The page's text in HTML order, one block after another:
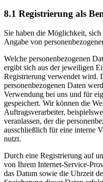
8.1 Registrierung als
Sie haben die Möglichkeit,
Angabe von
Welche personenbezogenen
ergibt sich aus der jeweiligen
Registrierung verwendet wird.
personenbezogenen Daten
Verwendung bei uns und für
gespeichert. Wir können die
Auftragsverarbeiter,
veranlassen, der die
ausschließlich für eine interne
nutzt.
Durch eine Registrierung auf
von Ihrem Internet-Service-
das Datum sowie die Uhrzeit